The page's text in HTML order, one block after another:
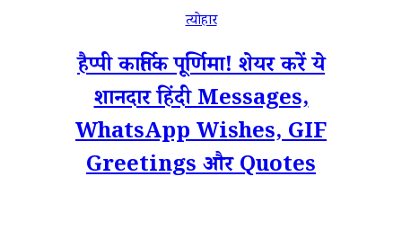
त्योहार
हैप्पी कार्तिक पूर्णिमा! शेयर करें ये
शानदार हिंदी Messages,
WhatsApp Wishes, GIF
Greetings और Quotes